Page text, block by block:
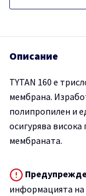
Описание
TYTAN 160 е
мембрана.
полипропилен и
осигурява
мембраната.
информацията на